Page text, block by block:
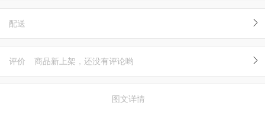
配送
评价 商品新上架，还没有评论哟
图文详情